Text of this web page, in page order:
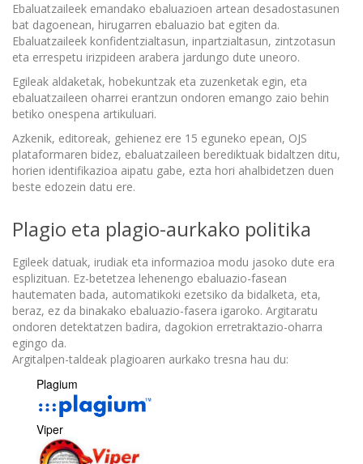
Ebaluatzaileek emandako ebaluazioen artean desadostasunen
bat dagoenean, hirugarren ebaluazio bat egiten da.
Ebaluatzaileek konfidentzialtasun, inpartzialtasun, zintzotasun
eta errespetu irizpideen arabera jardungo dute uneoro.
Egileak aldaketak, hobekuntzak eta zuzenketak egin, eta
ebaluatzaileen oharrei erantzun ondoren emango zaio behin
betiko onespena artikuluari.
Azkenik, editoreak, gehienez ere 15 eguneko epean, OJS
plataformaren bidez, ebaluatzaileen berediktuak bidaltzen ditu,
horien identifikazioa aipatu gabe, ezta hori ahalbidetzen duen
beste edozein datu ere.
Plagio eta plagio-aurkako politika
Egileek datuak, irudiak eta informazioa modu jasoko dute era
esplizituan. Ez-betetzea lehenengo ebaluazio-fasean
hautematen bada, automatikoki ezetsiko da bidalketa, eta,
beraz, ez da binakako ebaluazio-fasera igaroko. Argitaratu
ondoren detektatzen badira, dagokion erretraktazio-oharra
egingo da.
Argitalpen-taldeak plagioaren aurkako tresna hau du:
Plagium
Viper